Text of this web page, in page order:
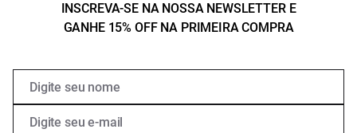
INSCREVA-SE NA NOSSA NEWSLETTER E
GANHE 15% OFF NA PRIMEIRA COMPRA